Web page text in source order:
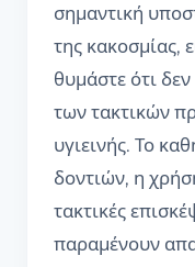
σημαντική
της κακοσμίας,
θυμάστε ότι
των τακτικών
υγιεινής. Το
δοντιών, η
τακτικές
παραμένουν